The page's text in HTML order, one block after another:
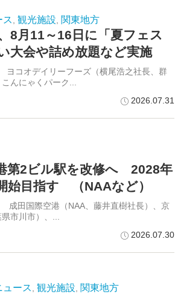
ス 観光施設 関東地方
8月11～16日に「夏フェス
大会や詰め放題など実施
コオデイリーフーズ（横尾浩之社長、群
んにゃくパーク...
2026.07.31
第2ビル駅を改修へ 2028年
始目指す （NAAなど）
田国際空港（NAA、藤井直樹社長）、京
市川市）、...
2026.07.30
ュース, 観光施設, 関東地方